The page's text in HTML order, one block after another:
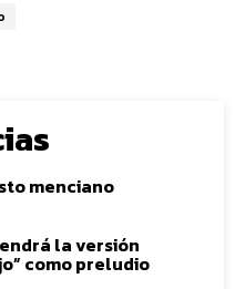
menciano
la versión
como preludio